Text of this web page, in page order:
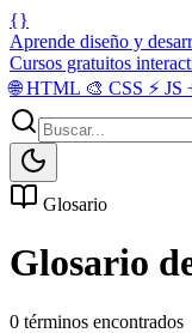
{}
Aprende diseño y
Cursos gratuitos
🌐HTML 🎨 CSS ⚡ JS
Glosario
Glosario
0 términos encontrados